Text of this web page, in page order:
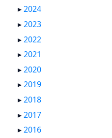
▸2024
▸2023
▸2022
▸2021
▸2020
▸2019
▸2018
▸2017
▸2016